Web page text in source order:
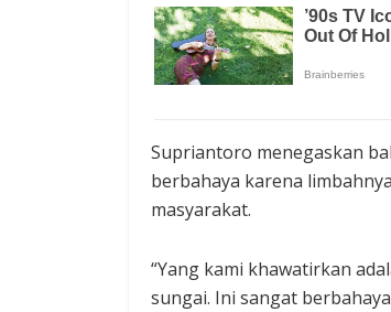
Supriantoro menegaskan
berbahaya karena
masyarakat.
“Yang kami khawatirkan
sungai. Ini sangat